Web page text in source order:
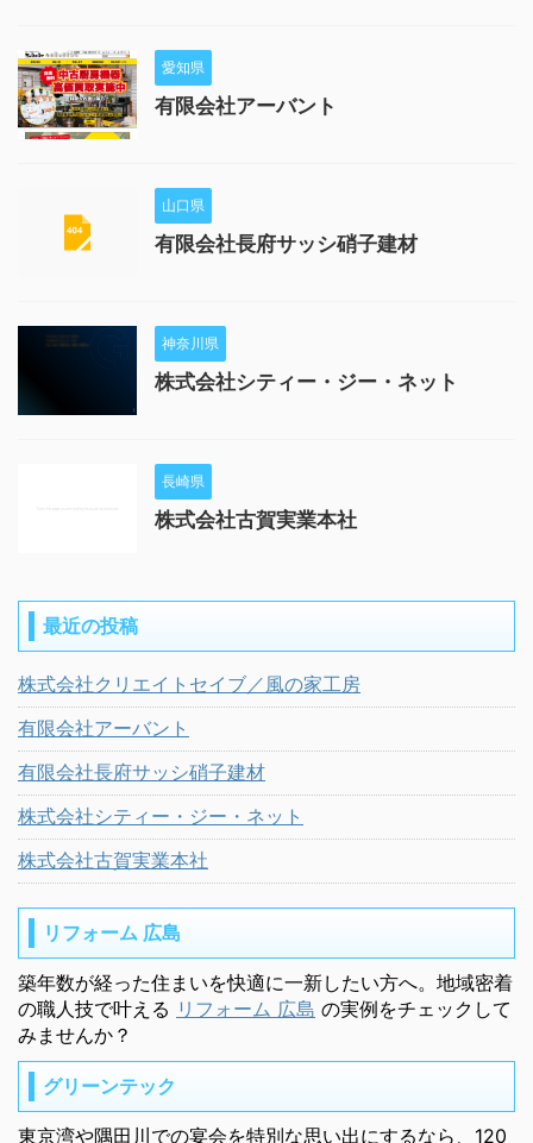
愛知県
有限会社アーバント
山口県
有限会社長府サッシ硝子建材
神奈川県
株式会社シティー・ジー・ネット
長崎県
株式会社古賀実業本社
最近の投稿
株式会社クリエイトセイブ／風の家工房
有限会社アーバント
有限会社長府サッシ硝子建材
株式会社シティー・ジー・ネット
株式会社古賀実業本社
リフォーム 広島
築年数が経った住まいを快適に一新したい方へ。地域密着
の職人技で叶える リフォーム 広島 の実例をチェックして
みませんか？
グリーンテック
東京湾や隅田川での宴会を特別な思い出にするなら、120